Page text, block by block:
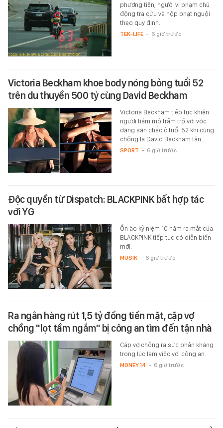
phương tiện, người vi phạm chủ
động tra cứu và nộp phạt nguội
theo quy định.
TEK-LIFE - 6 giờ trước
Victoria Beckham khoe body nóng bỏng tuổi 52
trên du thuyền 500 tỷ cùng David Beckham
Victoria Beckham tiếp tục khiến
người hâm mộ trầm trồ với vóc
dáng săn chắc ở tuổi 52 khi cùng
chồng là David Beckham tận…
SPORT - 6 giờ trước
Độc quyền từ Dispatch: BLACKPINK bất hợp tác
với YG
Ồn ào kỷ niệm 10 năm ra mắt của
BLACKPINK tiếp tục có diễn biến
mới.
MUSIK - 6 giờ trước
Ra ngân hàng rút 1,5 tỷ đồng tiền mặt, cặp vợ
chồng "lọt tầm ngắm" bị công an tìm đến tận nhà
Cặp vợ chồng ra sức phản kháng
trong lúc làm việc với công an.
MONEY.14 - 6 giờ trước